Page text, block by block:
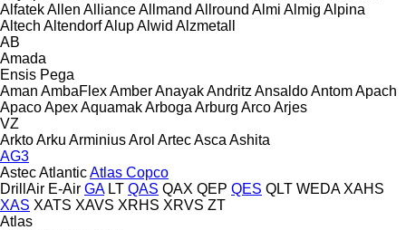
AlfatekAllen AllianceAllmand Allround Almi Almig Alpina
Altech AltendorfAlupAlwid Alzmetall
AB
Amada
Ensis Pega
Aman AmbaFlexAmberAnayakAndritz AnsaldoAntomApach
ApacoApexAquamakArboga Arburg ArcoArjes
VZ
ArktoArku ArminiusArol ArtecAsca Ashita
AG3
AstecAtlanticAtlas Copco
DrillAir E-Air GA LT QAS QAX QEP QES QLT WEDA XAHS
XAS XATS XAVS XRHS XRVS ZT
Atlas